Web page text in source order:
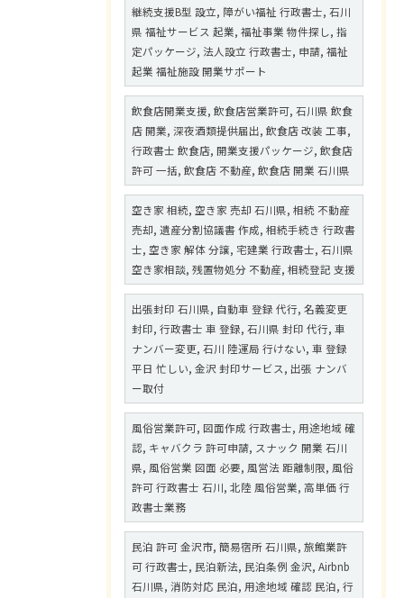
継続支援B型 設立, 障がい福祉 行政書士, 石川
県 福祉サービス 起業, 福祉事業 物件探し, 指
定パッケージ, 法人設立 行政書士, 申請, 福祉
起業 福祉施設 開業サポート
飲食店開業支援, 飲食店営業許可, 石川県 飲食
店 開業, 深夜酒類提供届出, 飲食店 改装 工事,
行政書士 飲食店, 開業支援パッケージ, 飲食店
許可 一括, 飲食店 不動産, 飲食店 開業 石川県
空き家 相続, 空き家 売却 石川県, 相続 不動産
売却, 遺産分割協議書 作成, 相続手続き 行政書
士, 空き家 解体 分譲, 宅建業 行政書士, 石川県
空き家相談, 残置物処分 不動産, 相続登記 支援
出張封印 石川県, 自動車 登録 代行, 名義変更
封印, 行政書士 車 登録, 石川県 封印 代行, 車
ナンバー変更, 石川 陸運局 行けない, 車 登録
平日 忙しい, 金沢 封印サービス, 出張 ナンバ
ー取付
風俗営業許可, 図面作成 行政書士, 用途地域 確
認, キャバクラ 許可申請, スナック 開業 石川
県, 風俗営業 図面 必要, 風営法 距離制限, 風俗
許可 行政書士 石川, 北陸 風俗営業, 高単価 行
政書士業務
民泊 許可 金沢市, 簡易宿所 石川県, 旅館業許
可 行政書士, 民泊新法, 民泊条例 金沢, Airbnb
石川県, 消防対応 民泊, 用途地域 確認 民泊, 行